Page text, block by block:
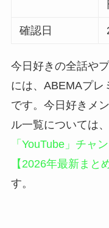
確認日
今日好きの全話や
には、ABEMAプレ
です。今日好きメ
ル一覧については、
「YouTube」チャ
【2026年最新まと
す。